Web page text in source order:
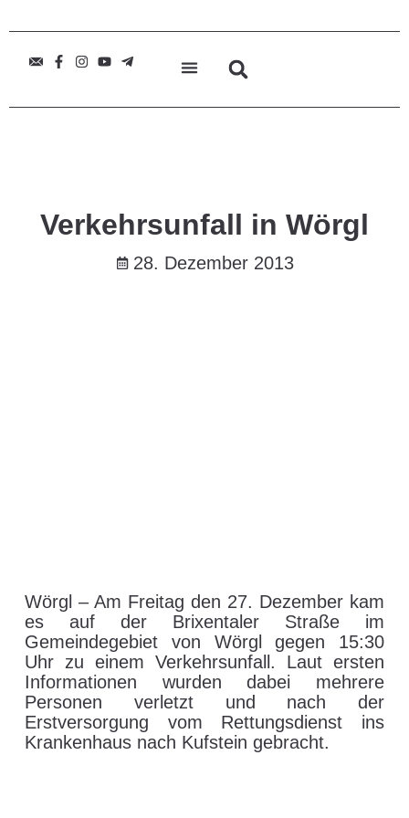
Verkehrsunfall in Wörgl
28. Dezember 2013